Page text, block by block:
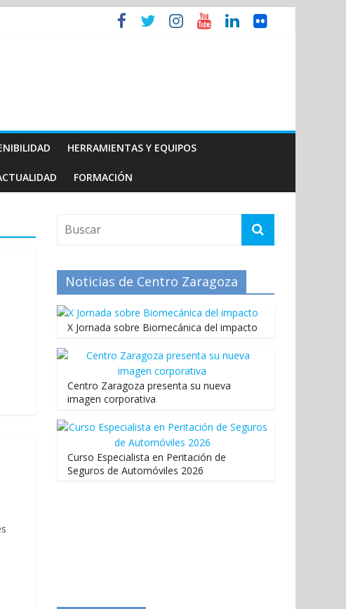
HERRAMIENTAS Y EQUIPOS
FORMACIÓN
Noticias de Centro Zaragoza
X Jornada sobre Biomecánica del impacto
Centro Zaragoza presenta su nueva
imagen corporativa
Curso Especialista en Peritación de
Seguros de Automóviles 2026